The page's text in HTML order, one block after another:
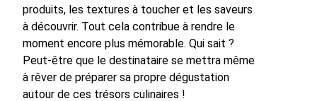
produits, les textures à toucher et les saveurs
à découvrir. Tout cela contribue à rendre le
moment encore plus mémorable. Qui sait ?
Peut-être que le destinataire se mettra même
à rêver de préparer sa propre dégustation
autour de ces trésors culinaires !